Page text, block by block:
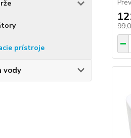
prístroje
vody